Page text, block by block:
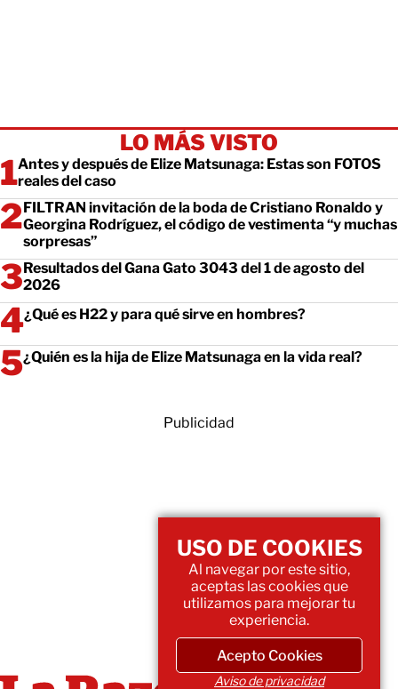
LO MÁS VISTO
Antes y después de Elize Matsunaga: Estas son FOTOS
reales del caso
FILTRAN invitación de la boda de Cristiano Ronaldo y
Georgina Rodríguez, el código de vestimenta “y muchas
sorpresas”
Resultados del Gana Gato 3043 del 1 de agosto del
2026
¿Qué es H22 y para qué sirve en hombres?
¿Quién es la hija de Elize Matsunaga en la vida real?
Publicidad
USO DE COOKIES
Al navegar por este sitio,
aceptas las cookies que
utilizamos para mejorar tu
experiencia.
Acepto Cookies
Aviso de privacidad